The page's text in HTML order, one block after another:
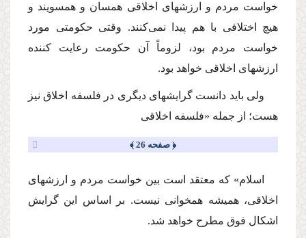
خواست مردم و ارزشهاى اخلاقى همسان و همسویند و
هیچ اختلافى با هم پیدا نمى‌كنند. وقتى حكومتى مورد
خواست مردم بود، لزوماً آن حكومت رعایت كننده
ارزشهاى اخلاقى خواهد بود.
ولى باید دانست گرایشهاى دیگرى در فلسفه اخلاق نیز
هست؛ از جمله «فلسفه اخلاقى
﴿ صفحه 26 ﴾
اسلام» كه معتقد است بین خواست مردم و ارزشهاى
اخلاقى، همیشه همخوانى نیست. بر اساس این گرایش
اشكال فوق مطرح خواهد شد.